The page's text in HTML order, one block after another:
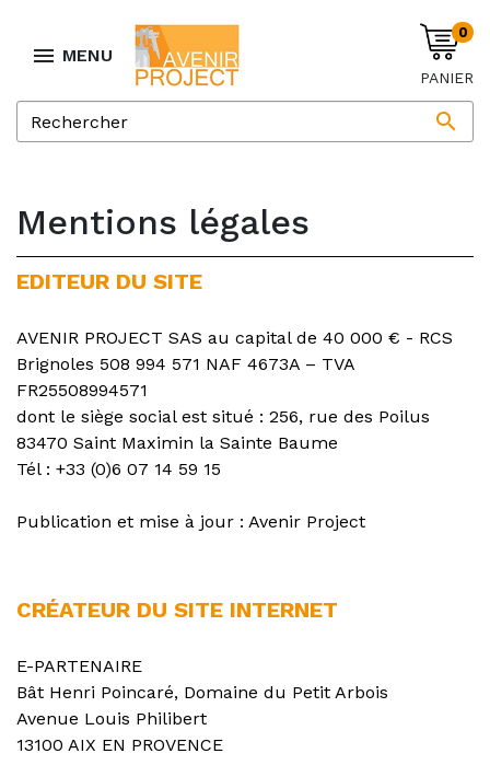
 MENU

0
PANIER
Mentions légales
EDITEUR DU SITE
AVENIR PROJECT SAS au capital de 40 000 € - RCS
Brignoles 508 994 571 NAF 4673A – TVA
FR25508994571
dont le siège social est situé : 256, rue des Poilus
83470 Saint Maximin la Sainte Baume
Tél : +33 (0)6 07 14 59 15
Publication et mise à jour : Avenir Project
CRÉATEUR DU SITE INTERNET
E-PARTENAIRE
Bât Henri Poincaré, Domaine du Petit Arbois
Avenue Louis Philibert
13100 AIX EN PROVENCE